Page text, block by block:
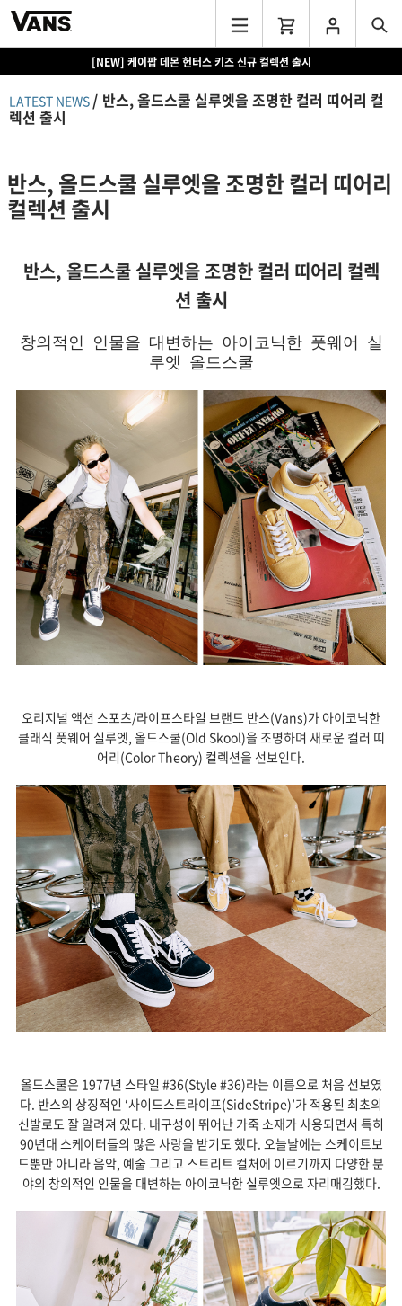
[NEW] 케이팝 데몬 헌터스 키즈 신규 컬렉션 출시
LATEST NEWS 반스, 올드스쿨 실루엣을 조명한 컬러 띠어리 컬
렉션 출시
반스, 올드스쿨 실루엣을 조명한 컬러 띠어리
컬렉션 출시
반스, 올드스쿨 실루엣을 조명한 컬러 띠어리 컬렉
션 출시
창의적인 인물을 대변하는 아이코닉한 풋웨어 실
루엣 올드스쿨
오리지널 액션 스포츠/라이프스타일 브랜드 반스(Vans)가 아이코닉한
클래식 풋웨어 실루엣, 올드스쿨(Old Skool)을 조명하며 새로운 컬러 띠
어리(Color Theory) 컬렉션을 선보인다.
올드스쿨은 1977년 스타일 #36(Style #36)라는 이름으로 처음 선보였
다. 반스의 상징적인 ‘사이드스트라이프(SideStripe)’가 적용된 최초의
신발로도 잘 알려져 있다. 내구성이 뛰어난 가죽 소재가 사용되면서 특히
90년대 스케이터들의 많은 사랑을 받기도 했다. 오늘날에는 스케이트보
드뿐만 아니라 음악, 예술 그리고 스트리트 컬처에 이르기까지 다양한 분
야의 창의적인 인물을 대변하는 아이코닉한 실루엣으로 자리매김했다.